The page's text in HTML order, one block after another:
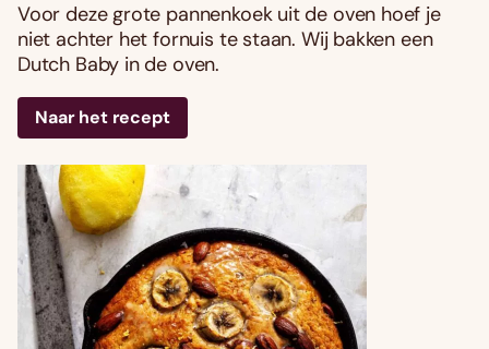
Voor deze grote pannenkoek uit de oven hoef je
niet achter het fornuis te staan. Wij bakken een
Dutch Baby in de oven.
Naar het recept